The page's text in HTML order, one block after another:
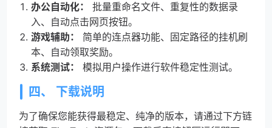
办公自动化：
批量重命名文件、重复性的数据录
入、自动点击网页按钮。
游戏辅助：
简单的连点器功能、固定路径的挂机刷
本、自动领取奖励。
系统测试：
模拟用户操作进行软件稳定性测试。
四、 下载说明
为了确保您能获得最稳定、纯净的版本，请通过下方链